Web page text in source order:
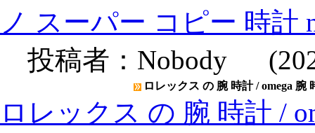
ノ スーパー コピー 時計
投稿者： Nobody
ロレックス の 腕 時計 / omega 腕
ロレックス の 腕 時計 /